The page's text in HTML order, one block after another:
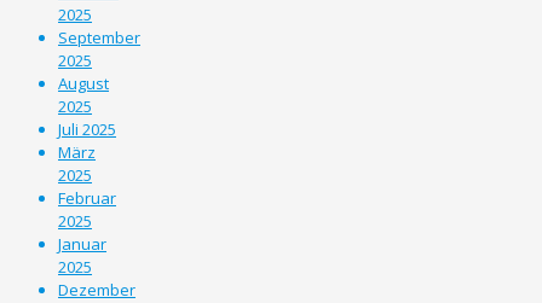
2025
September
2025
August
2025
Juli 2025
März
2025
Februar
2025
Januar
2025
Dezember